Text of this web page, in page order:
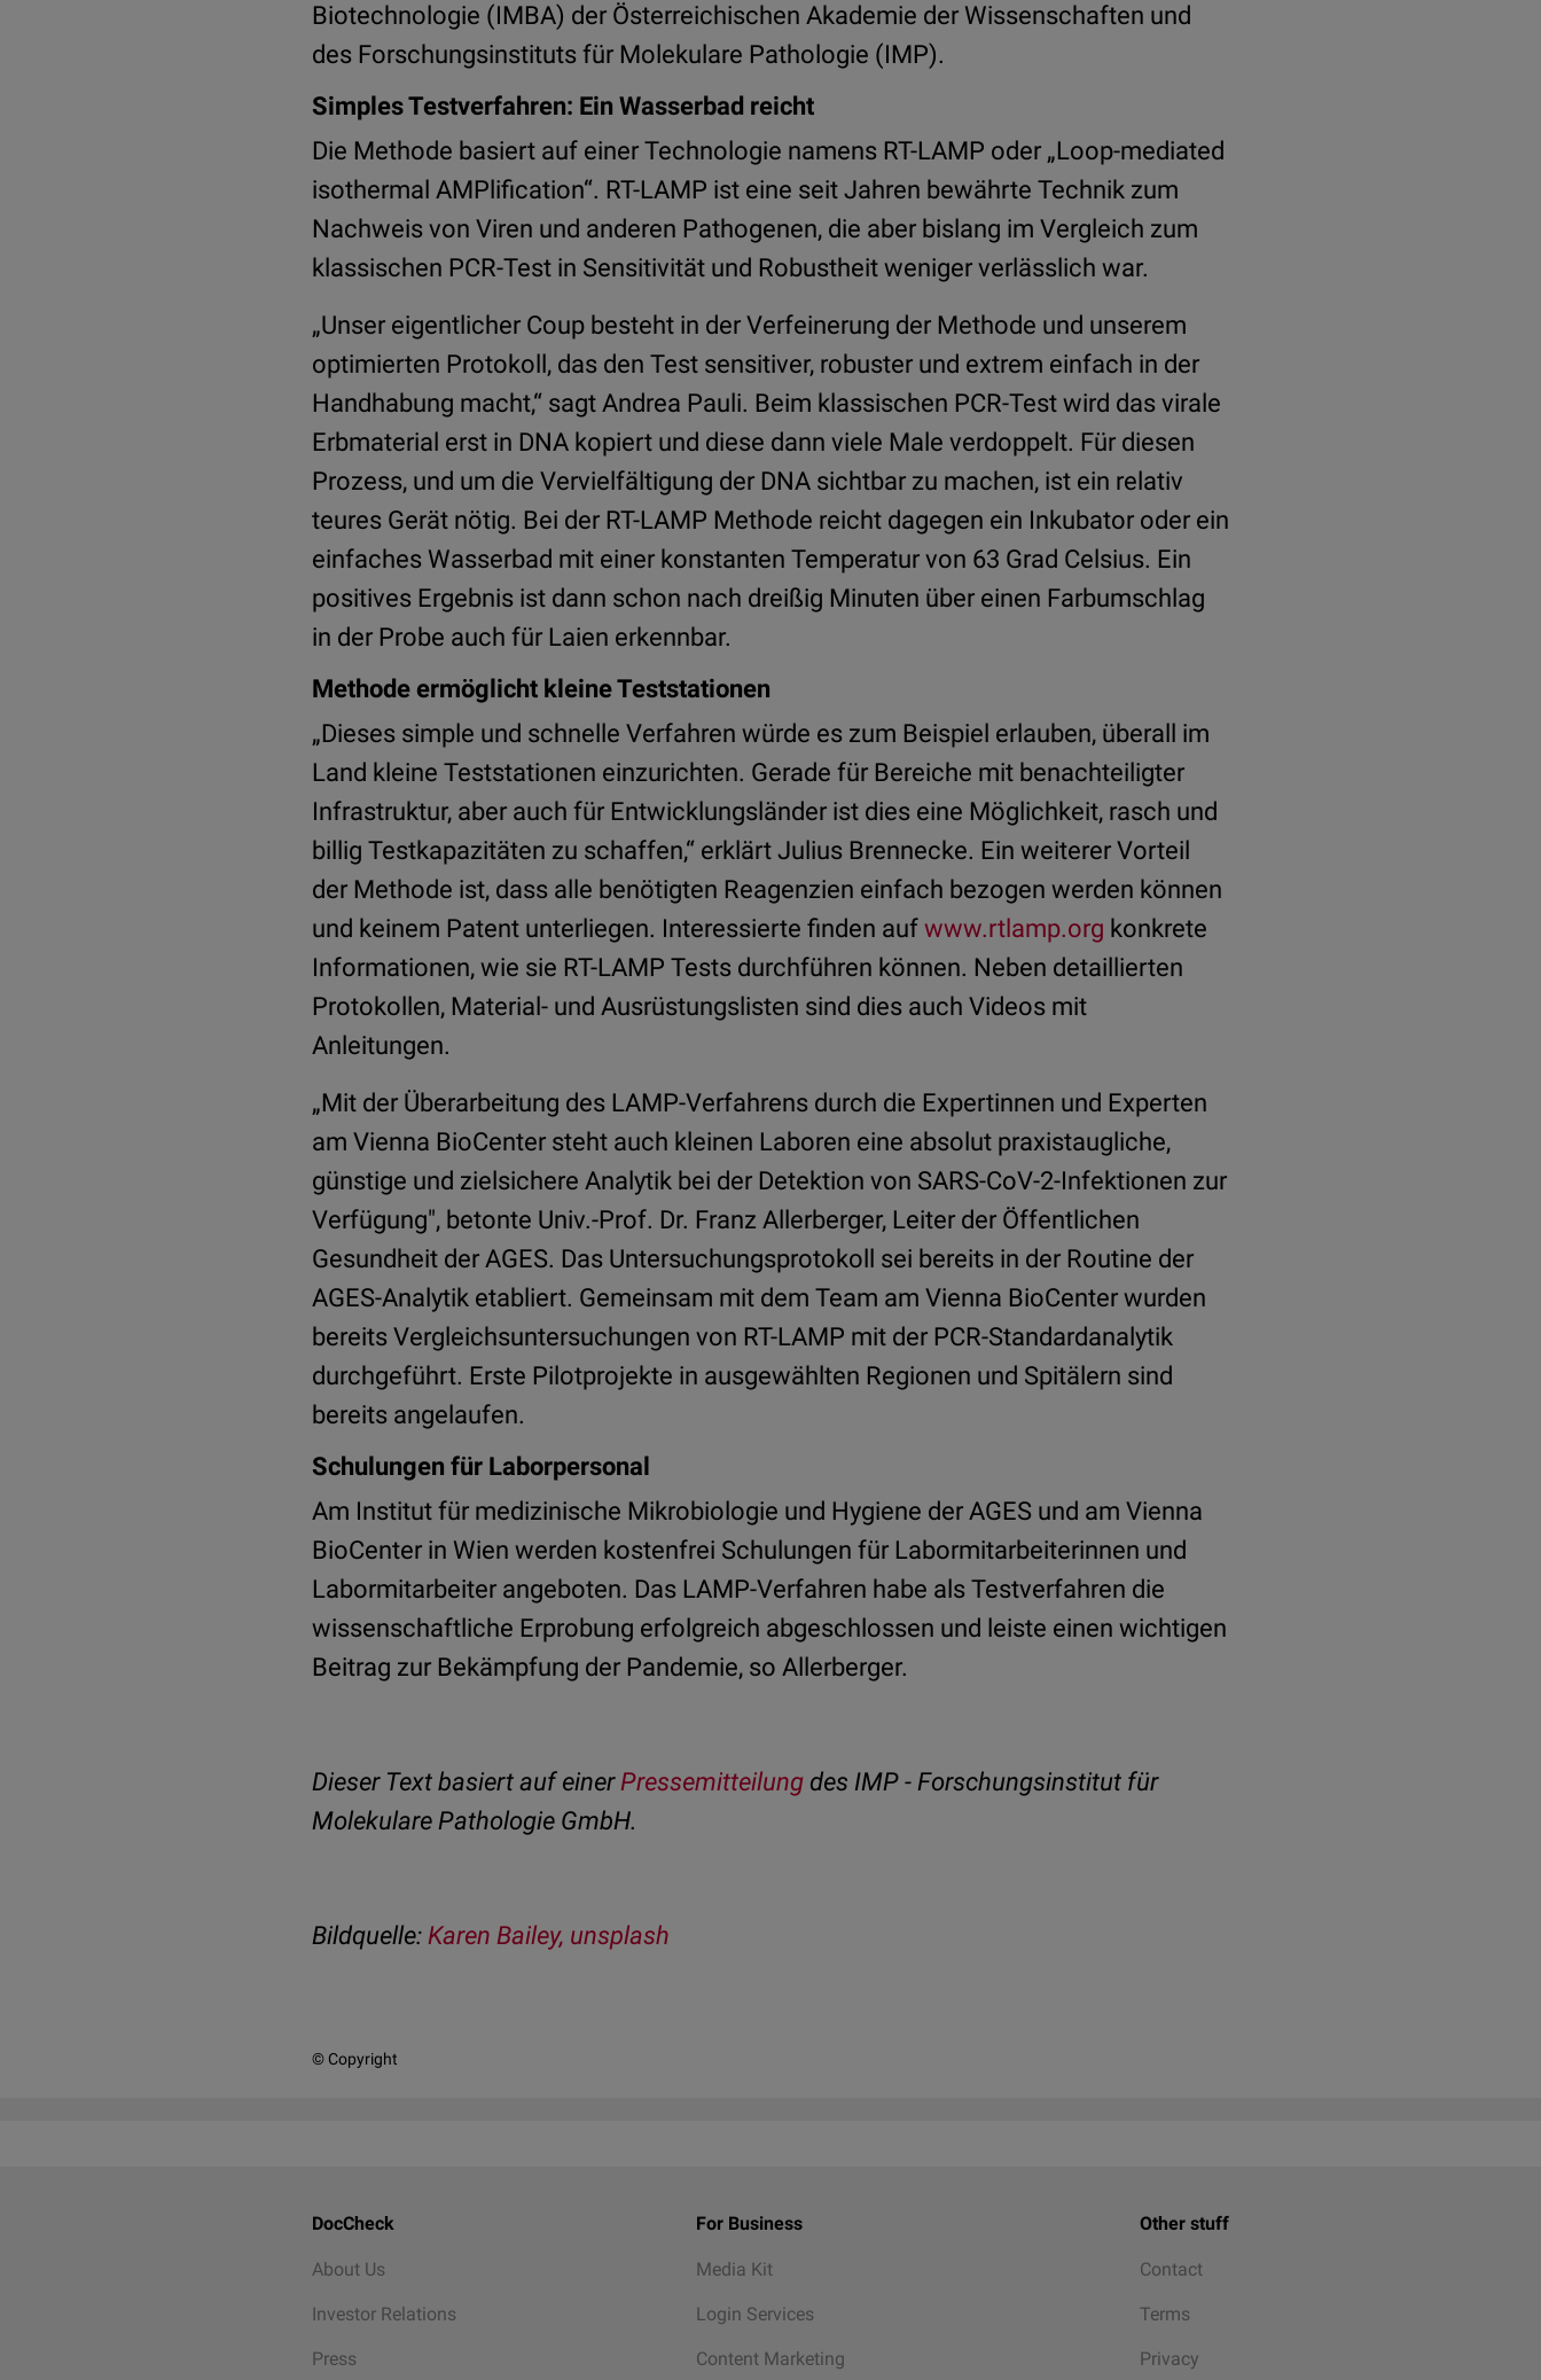
Biotechnologie (IMBA) der Österreichischen Akademie der Wissenschaften und
des Forschungsinstituts für Molekulare Pathologie (IMP).
Simples Testverfahren: Ein Wasserbad reicht
Die Methode basiert auf einer Technologie namens RT-LAMP oder „Loop-mediated
isothermal AMPlification“. RT-LAMP ist eine seit Jahren bewährte Technik zum
Nachweis von Viren und anderen Pathogenen, die aber bislang im Vergleich zum
klassischen PCR-Test in Sensitivität und Robustheit weniger verlässlich war.
„Unser eigentlicher Coup besteht in der Verfeinerung der Methode und unserem
optimierten Protokoll, das den Test sensitiver, robuster und extrem einfach in der
Handhabung macht,“ sagt Andrea Pauli. Beim klassischen PCR-Test wird das virale
Erbmaterial erst in DNA kopiert und diese dann viele Male verdoppelt. Für diesen
Prozess, und um die Vervielfältigung der DNA sichtbar zu machen, ist ein relativ
teures Gerät nötig. Bei der RT-LAMP Methode reicht dagegen ein Inkubator oder ein
einfaches Wasserbad mit einer konstanten Temperatur von 63 Grad Celsius. Ein
positives Ergebnis ist dann schon nach dreißig Minuten über einen Farbumschlag
in der Probe auch für Laien erkennbar.
Methode ermöglicht kleine Teststationen
„Dieses simple und schnelle Verfahren würde es zum Beispiel erlauben, überall im
Land kleine Teststationen einzurichten. Gerade für Bereiche mit benachteiligter
Infrastruktur, aber auch für Entwicklungsländer ist dies eine Möglichkeit, rasch und
billig Testkapazitäten zu schaffen,“ erklärt Julius Brennecke. Ein weiterer Vorteil
der Methode ist, dass alle benötigten Reagenzien einfach bezogen werden können
und keinem Patent unterliegen. Interessierte finden auf www.rtlamp.org konkrete
Informationen, wie sie RT-LAMP Tests durchführen können. Neben detaillierten
Protokollen, Material- und Ausrüstungslisten sind dies auch Videos mit
Anleitungen.
„Mit der Überarbeitung des LAMP-Verfahrens durch die Expertinnen und Experten
am Vienna BioCenter steht auch kleinen Laboren eine absolut praxistaugliche,
günstige und zielsichere Analytik bei der Detektion von SARS-CoV-2-Infektionen zur
Verfügung", betonte Univ.-Prof. Dr. Franz Allerberger, Leiter der Öffentlichen
Gesundheit der AGES. Das Untersuchungsprotokoll sei bereits in der Routine der
AGES-Analytik etabliert. Gemeinsam mit dem Team am Vienna BioCenter wurden
bereits Vergleichsuntersuchungen von RT-LAMP mit der PCR-Standardanalytik
durchgeführt. Erste Pilotprojekte in ausgewählten Regionen und Spitälern sind
bereits angelaufen.
Schulungen für Laborpersonal
Am Institut für medizinische Mikrobiologie und Hygiene der AGES und am Vienna
BioCenter in Wien werden kostenfrei Schulungen für Labormitarbeiterinnen und
Labormitarbeiter angeboten. Das LAMP-Verfahren habe als Testverfahren die
wissenschaftliche Erprobung erfolgreich abgeschlossen und leiste einen wichtigen
Beitrag zur Bekämpfung der Pandemie, so Allerberger.
Dieser Text basiert auf einerPressemitteilung des IMP - Forschungsinstitut für
Molekulare Pathologie GmbH.
Bildquelle: Karen Bailey, unsplash
© Copyright
DocCheck
About Us
Investor Relations
Press
For Business
Media Kit
Login Services
Content Marketing
Other stuff
Contact
Terms
Privacy